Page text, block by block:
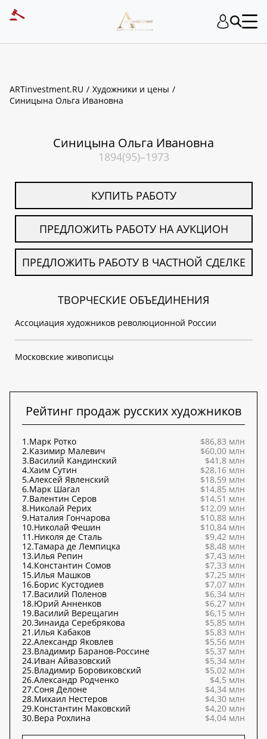
ARTinvestment.RU
Художники и цены
Синицына Ольга Ивановна
Синицына Ольга Ивановна
1894(95)–1973
КУПИТЬ РАБОТУ
ПРЕДЛОЖИТЬ РАБОТУ НА АУКЦИОН
ПРЕДЛОЖИТЬ РАБОТУ В ЧАСТНОЙ СДЕЛКЕ
ТВОРЧЕСКИЕ ОБЪЕДИНЕНИЯ
Ассоциация художников революционной России
Московские живописцы
Рейтинг продаж русских художников
1.Марк Ротко
$86,83 млн
2.Казимир Малевич
$60,00 млн
3.Василий Кандинский
$41,8 млн
4.Хаим Сутин
$28,16 млн
5.Алексей Явленский
$18,59 млн
6.Марк Шагал
$14,85 млн
7.Валентин Серов
$14,51 млн
8.Николай Рерих
$12,09 млн
9.Наталия Гончарова
$10,88 млн
10.Николай Фешин
$10,84 млн
11.Николя де Сталь
$9,42 млн
12.Тамара де Лемпицка
$8,48 млн
13.Илья Репин
$7,43 млн
14.Константин Сомов
$7,33 млн
15.Илья Машков
$7,25 млн
16.Борис Кустодиев
$7,07 млн
17.Василий Поленов
$6,34 млн
18.Юрий Анненков
$6,27 млн
19.Василий Верещагин
$6,15 млн
20.Зинаида Серебрякова
$5,85 млн
21.Илья Кабаков
$5,83 млн
22.Александр Яковлев
$5,56 млн
23.Владимир Баранов-Россине
$5,37 млн
24.Иван Айвазовский
$5,34 млн
25.Владимир Боровиковский
$5,02 млн
26.Александр Родченко
$4,5 млн
27.Соня Делоне
$4,34 млн
28.Михаил Нестеров
$4,30 млн
29.Константин Маковский
$4,20 млн
30.Вера Рохлина $4,04 млн